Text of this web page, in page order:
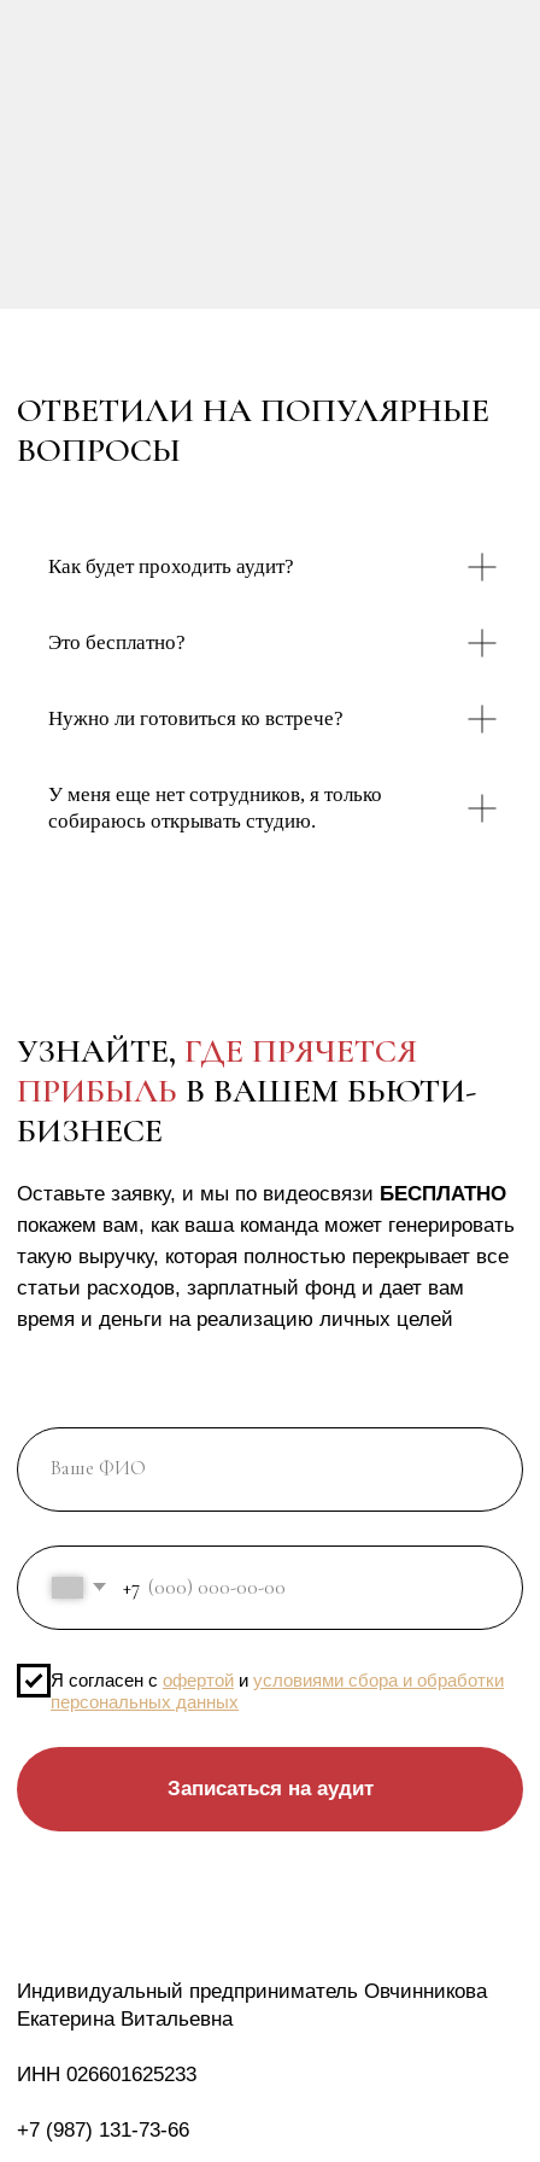
Как будет проходить аудит?
Это бесплатно?
Нужно ли готовиться ко встрече?
У меня еще нет сотрудников, я только
собираюсь открывать студию.